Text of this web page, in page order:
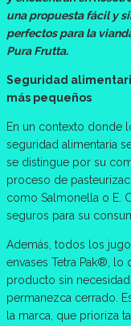
una propuesta fácil y
perfectos para la
Pura Frutta.
Seguridad
más pequeños
En un contexto donde
seguridad alimentaria
se distingue por su
proceso de
como Salmonella o E.
seguros para su
Además, todos los
envases Tetra Pak®, lo
producto sin
permanezca cerrado.
la marca, que prioriza